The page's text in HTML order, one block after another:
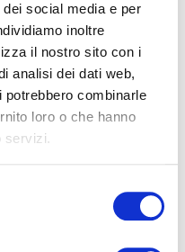
social media e per
inoltre
il nostro sito con i
analisi dei dati web,
potrebbero combinarle
loro o che hanno
servizi.